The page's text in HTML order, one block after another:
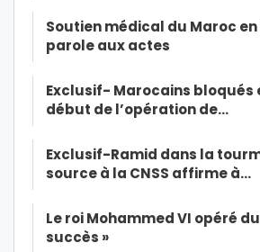
Soutien médical du Maroc
parole aux actes
Exclusif- Marocains bloqués
début de l’opération de…
Exclusif-Ramid dans la
source à la CNSS affirme à…
Le roi Mohammed VI opéré
succès »